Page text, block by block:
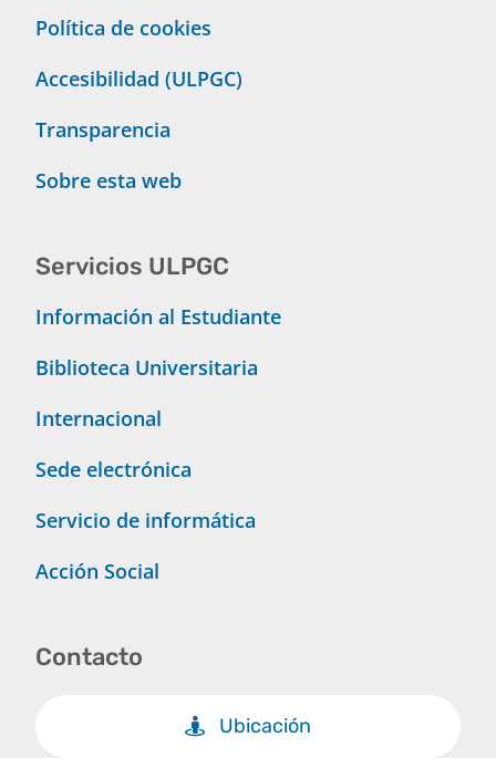
Política de cookies
Accesibilidad (ULPGC)
Transparencia
Sobre esta web
Servicios ULPGC
Información al Estudiante
Biblioteca Universitaria
Internacional
Sede electrónica
Servicio de informática
Acción Social
Contacto
Ubicación